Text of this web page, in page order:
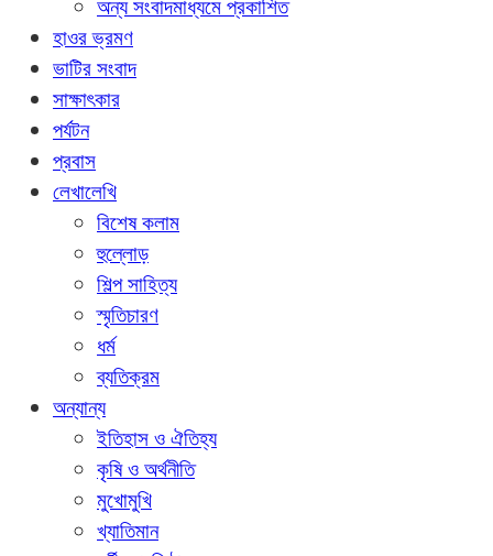
অন্য সংবাদমাধ্যমে প্রকাশিত
হাওর ভ্রমণ
ভাটির সংবাদ
সাক্ষাৎকার
পর্যটন
প্রবাস
লেখালেখি
বিশেষ কলাম
হুল্লোড়
শিল্প সাহিত্য
স্মৃতিচারণ
ধর্ম
ব্যতিক্রম
অন্যান্য
ইতিহাস ও ঐতিহ্য
কৃষি ও অর্থনীতি
মুখোমুখি
খ্যাতিমান